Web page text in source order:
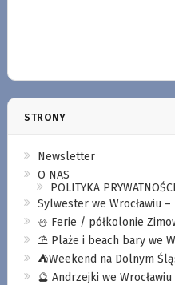
STRONY
Newsletter
O NAS
POLITYKA PRYWATNOŚCI
Sylwester we Wrocławiu
⛄️ Ferie / półkolonie
⛱️ Plaże i beach bary we
⛺️Weekend na Dolnym
🔮 Andrzejki we Wrocławiu